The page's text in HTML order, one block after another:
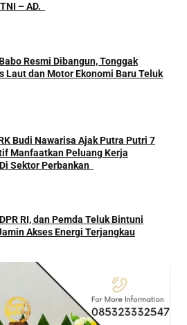
Resmi Dibangun, Tonggak
Laut dan Motor Ekonomi Baru Teluk
Budi Nawarisa Ajak Putra Putri 7
Manfaatkan Peluang Kerja
RI, dan Pemda Teluk Bintuni
Akses Energi Terjangkau